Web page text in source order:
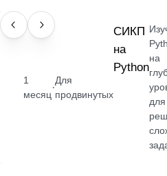
НАВЫК
1
месяц
·
Для
продвинутых
СИКП
на
Python
на
для